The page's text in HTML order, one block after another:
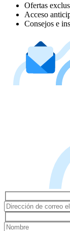
Ofertas
Acceso
Consejos e